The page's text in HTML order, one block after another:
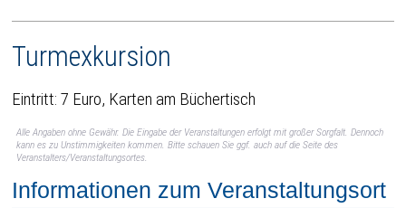
Turmexkursion
Eintritt: 7 Euro, Karten am Büchertisch
Alle Angaben ohne Gewähr. Die Eingabe der Veranstaltungen erfolgt mit großer Sorgfalt. Dennoch
kann es zu Unstimmigkeiten kommen. Bitte schauen Sie ggf. auch auf die Seite des
Veranstalters/Veranstaltungsortes.
Informationen zum Veranstaltungsort